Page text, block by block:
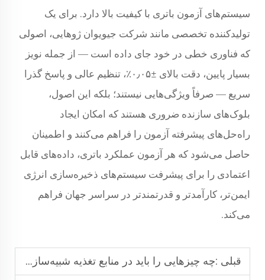
سیستم‌های آزمون باتری با کیفیت بالا دارد. برای یک
تولیدکننده تخصصی مانند شرکت جیویوان ژوهایی، اصولی
که فناوری خطی در خود جای داده است — از جمله نویز
بسیار پایین، دقت بالای ±۰٫۰۵٪، تنظیم عالی و پاسخ گذرا
سریع — صرفاً ویژگی‌هایی نیستند؛ بلکه این اصول،
بلوک‌های سازنده ضروری هستند که امکان ایجاد
راه‌حل‌های پیشرفته آزمون را فراهم می‌کنند و اطمینان
حاصل می‌شود که هر آزمون عملکرد باتری، داده‌های قابل
اعتمادی را برای پیشرفت سیستم‌های ذخیره‌سازی انرژی
ایمن‌تر، کارآمدتر و قدرتمندتر در سراسر جهان فراهم
می‌کند.
قبلی :چه چیزهایی را باید در منابع تغذیه شبیه‌سازی شبکه برای آزمایشگاه‌های تحقیق و توسعه انرژی‌های نو جستجو کرد؟